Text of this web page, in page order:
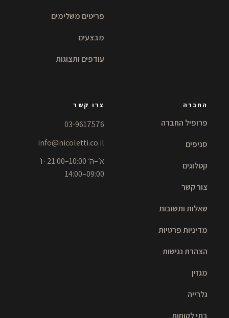
פריטים משלימים
מבצעים
עודפים ותצוגות
החברה
פרופיל החברה
סניפים
קטלוגים
צור קשר
שאלות ותשובות
מדיניות פרטיות
הצהרת נגישות
מגזין
גלרייה
בתי לקוחות
צרו קשר
03-9617576
info@nicoletti.co.il
א׳–ה׳ 10:00–21:00 · ו׳
09:00–14:00